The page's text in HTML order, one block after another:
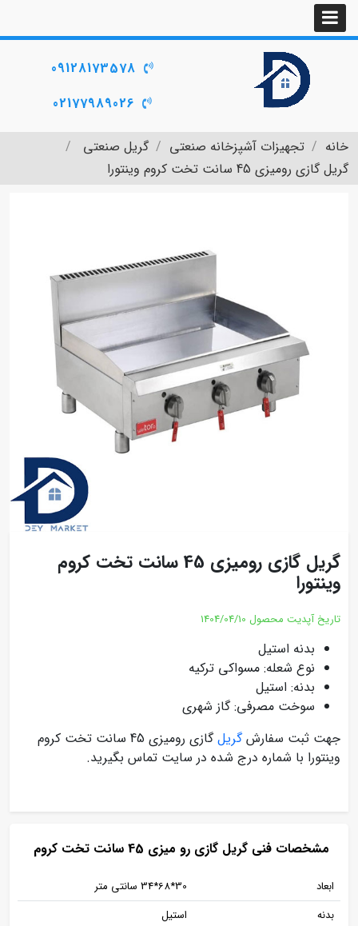
09128173578
02177989026
خانه تجهیزات آشپزخانه صنعتی
گریل صنعتی
گریل گازی رومیزی 45 سانت تخت کروم وینتورا
گریل گازی رومیزی 45 سانت تخت کروم
وینتورا
تاریخ آپدیت محصول 1404/04/10
بدنه استیل
نوع شعله: مسواکی ترکیه
بدنه: استیل
سوخت مصرفی: گاز شهری
جهت ثبت سفارشگریل
گازی رومیزی 45 سانت تخت کروم
وینتورا با شماره درج شده در سایت تماس بگیرید.
مشخصات فنی گریل گازی رو میزی 45 سانت تخت کروم
ابعاد
30*68*34 سانتی متر
بدنه
استیل